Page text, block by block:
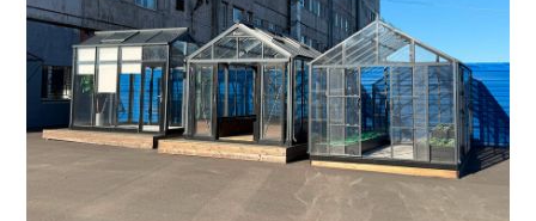
№203545 №203546 №203557